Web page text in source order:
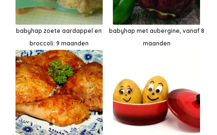
babyhap zoete aardappel en
broccoli: 9 maanden
babyhap met aubergine, vanaf 8
maanden